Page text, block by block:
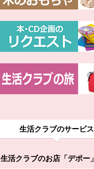
生活クラブのサービス
生活クラブのお店「デポー」
別のウィンドウで開きます。